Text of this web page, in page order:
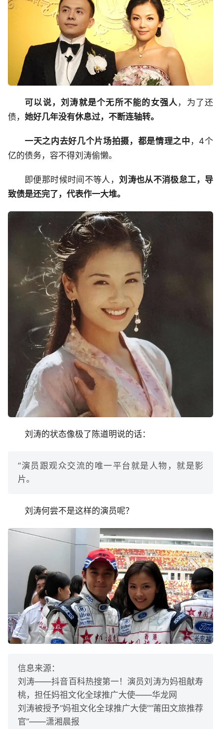
可以说，刘涛就是个无所不能的女强人，为了还
债， 她好几年没有休息过，不断连轴转。
一天之内去好几个片场拍摄，都是情理之中 ，4个
亿的债务，容不得刘涛偷懒。
即便那时候时间不等人，刘涛也从不消极怠工，导
致债是还完了，代表作一大堆。
刘涛的状态像极了陈道明说的话：
“演员跟观众交流的唯一平台就是人物，就是影
片。
刘涛何尝不是这样的演员呢？
信息来源：
刘涛——抖音百科热搜第一！演员刘涛为妈祖献寿
桃，担任妈祖文化全球推广大使——华龙网
刘涛被授予“妈祖文化全球推广大使”“莆田文旅推荐
官”——潇湘晨报